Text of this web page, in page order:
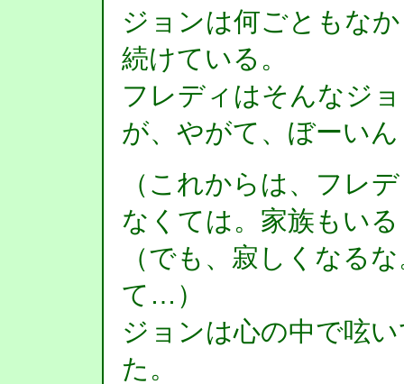
ジョンは何ごともな
続けている。
フレディはそんなジ
が、やがて、ぼーい
（これからは、フレ
なくては。家族もい
（でも、寂しくなる
て…）
ジョンは心の中で呟
た。